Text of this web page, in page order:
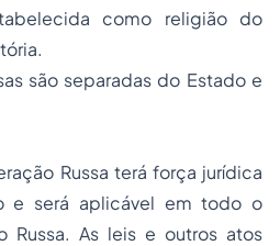
como religião do
são separadas do Estado e
Russa terá força jurídica
e será aplicável em todo o
Russa. As leis e outros atos